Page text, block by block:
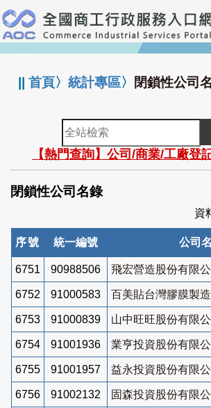
跳
到
主
要
:::
||首頁〉統計專區〉 閉鎖性公司
全
站
檢
索
【熱門查詢】公司/商業/工廠登
閉鎖性公司名錄
資
序號 統一編號 公司
6751 90988506 飛宏營造股份有限公
6752 91000583 百美貼台灣膠膜製
6753 91000839 山中旺旺股份有限公
6754 91001936 業亨投資股份有限公
6755 91001957 益永投資股份有限公
6756 91002132 固森投資股份有限公